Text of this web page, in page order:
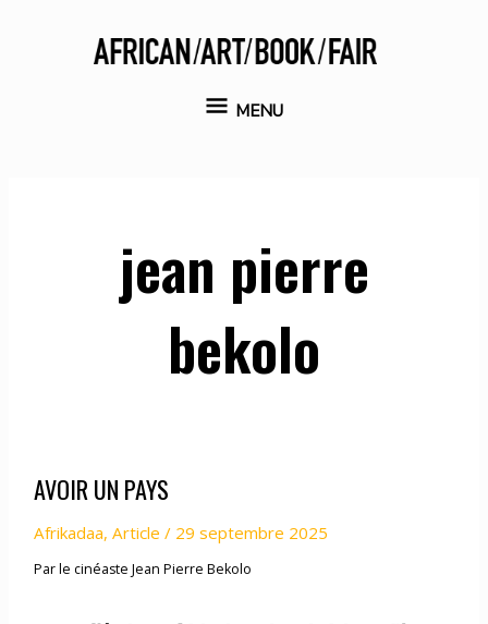
MENU
MENU
jean pierre
bekolo
AVOIR UN PAYS
Afrikadaa, Article / 29 septembre 2025
Par le cinéaste Jean Pierre Bekolo